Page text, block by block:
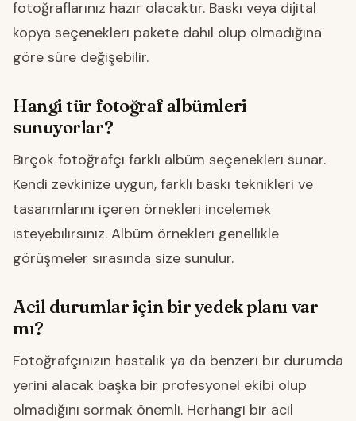
fotoğraflarınız hazır olacaktır. Baskı veya dijital
kopya seçenekleri pakete dahil olup olmadığına
göre süre değişebilir.
Hangi tür fotoğraf albümleri
sunuyorlar?
Birçok fotoğrafçı farklı albüm seçenekleri sunar.
Kendi zevkinize uygun, farklı baskı teknikleri ve
tasarımlarını içeren örnekleri incelemek
isteyebilirsiniz. Albüm örnekleri genellikle
görüşmeler sırasında size sunulur.
Acil durumlar için bir yedek planı var
mı?
Fotoğrafçınızın hastalık ya da benzeri bir durumda
yerini alacak başka bir profesyonel ekibi olup
olmadığını sormak önemli. Herhangi bir acil